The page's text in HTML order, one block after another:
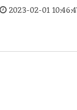
2023-02-01